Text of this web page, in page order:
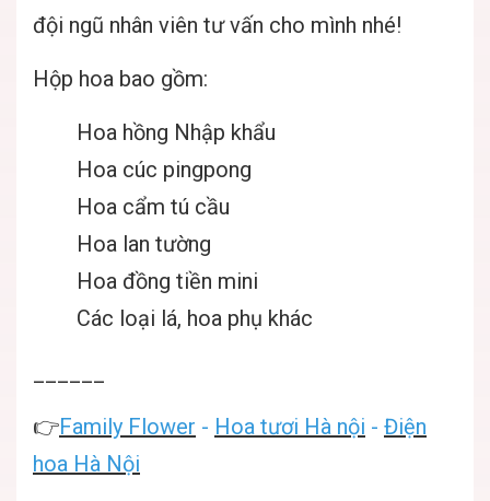
đội ngũ nhân viên tư vấn cho mình nhé!
Hộp hoa bao gồm:
Hoa hồng Nhập khẩu
Hoa cúc pingpong
Hoa cẩm tú cầu
Hoa lan tường
Hoa đồng tiền mini
Các loại lá, hoa phụ khác
👉Family Flower - Hoa tươi Hà nội - Điện
hoa Hà Nội